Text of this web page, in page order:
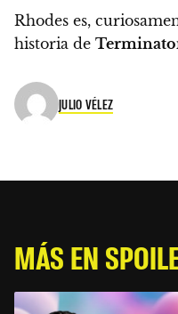
Rhodes es,
historia de
JULIO VÉLEZ
MÁS EN